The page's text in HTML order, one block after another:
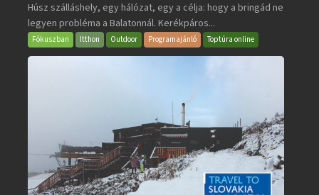
bejegyzéshez
Húsz szálláshely, egy hálózat, egy a célja: hogy a bringád ne
legyen probléma a Balatonnál. Kerékpáros...
Fókuszban Itthon Outdoor Programajánló Toptúra online